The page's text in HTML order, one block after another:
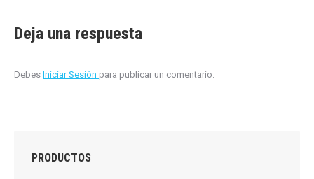
Deja una respuesta
Debes Iniciar Sesión para publicar un comentario.
PRODUCTOS